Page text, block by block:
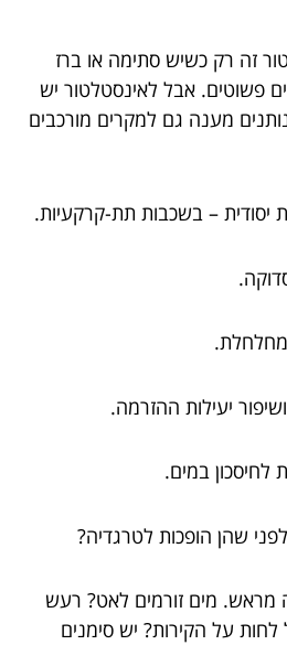
זה רק כשיש סתימה או ברז
פשוטים. אבל לאינסטלטור יש
מענה גם למקרים מורכבים
יסודית – בשכבות תת-קרקעיות.
מחלחלת.
יעילות ההזרמה.
במים.
שהן הופכות לטרגדיה?
מראש. מים זורמים לאט? רעש
על הקירות? יש סימנים